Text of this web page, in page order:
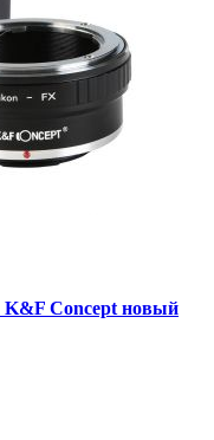
K&F Concept новый